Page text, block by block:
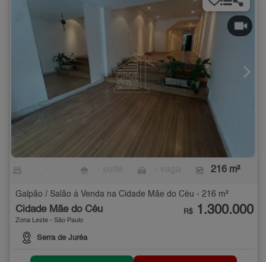
216 m²
Galpão / Salão à Venda na Cidade Mãe do Céu - 216 m²
Cidade Mãe do Céu
Zona Leste - São Paulo
Serra de Juréa
R$ 1.300.000